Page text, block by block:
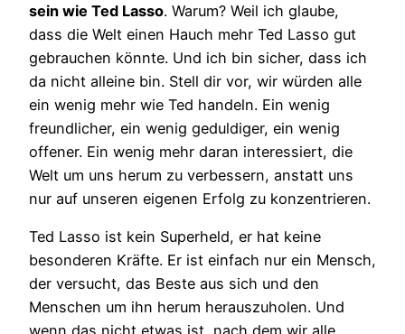
sein wie Ted Lasso. Warum? Weil ich glaube,
dass die Welt einen Hauch mehr Ted Lasso gut
gebrauchen könnte. Und ich bin sicher, dass ich
da nicht alleine bin. Stell dir vor, wir würden alle
ein wenig mehr wie Ted handeln. Ein wenig
freundlicher, ein wenig geduldiger, ein wenig
offener. Ein wenig mehr daran interessiert, die
Welt um uns herum zu verbessern, anstatt uns
nur auf unseren eigenen Erfolg zu konzentrieren.
Ted Lasso ist kein Superheld, er hat keine
besonderen Kräfte. Er ist einfach nur ein Mensch,
der versucht, das Beste aus sich und den
Menschen um ihn herum herauszuholen. Und